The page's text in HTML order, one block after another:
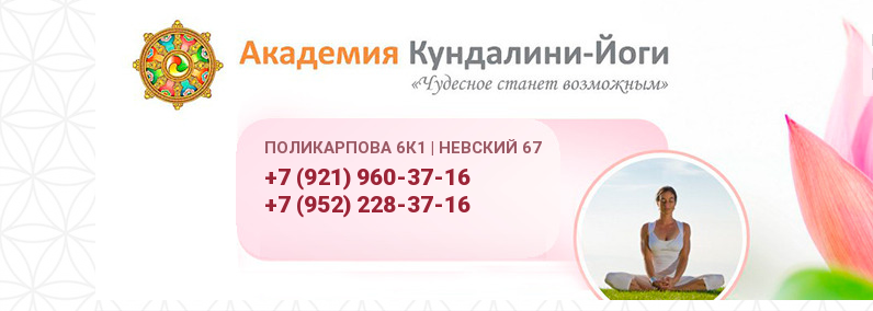
ПОЛИКАРПОВА 6К1 | НЕВСКИЙ 67
+7 (921) 960-37-16
+7 (952) 228-37-16